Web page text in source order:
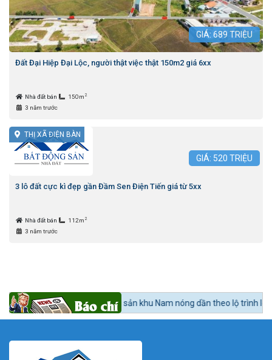
GIÁ: 689 TRIỆU
Đất Đại Hiệp Đại Lộc, người thật việc thật 150m2 giá 6xx
Nhà đất bán 150m 2
3 năm trước
THỊ XÃ ĐIỆN BÀN
GIÁ: 520 TRIỆU
3 lô đất cực kì đẹp gần Đầm Sen Điện Tiến giá từ 5xx
Nhà đất bán 112m 2
3 năm trước
Bất động sản khu Nam nóng dần theo lộ trình lên quận Nhà Bè.